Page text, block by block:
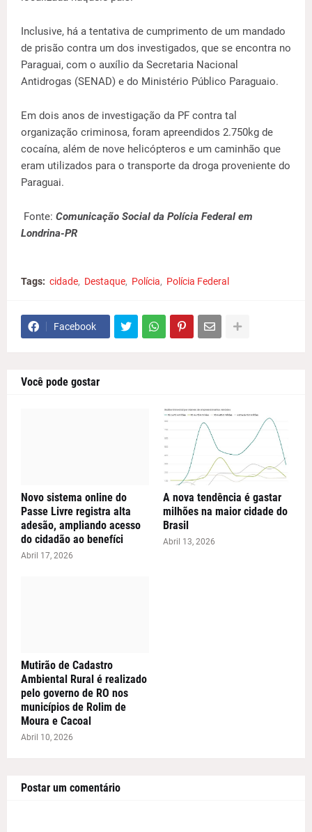
Inclusive, há a tentativa de cumprimento de um mandado
de prisão contra um dos investigados, que se encontra no
Paraguai, com o auxílio da Secretaria Nacional
Antidrogas (SENAD) e do Ministério Público Paraguaio.
Em dois anos de investigação da PF contra tal
organização criminosa, foram apreendidos 2.750kg de
cocaína, além de nove helicópteros e um caminhão que
eram utilizados para o transporte da droga proveniente do
Paraguai.
Fonte: Comunicação Social da Polícia Federal em
Londrina-PR
Tags: cidade Destaque Polícia Polícia Federal
Facebook
Você pode gostar
Novo sistema online do
Passe Livre registra alta
adesão, ampliando acesso
do cidadão ao benefíci
Abril 17, 2026
A nova tendência é gastar
milhões na maior cidade do
Brasil
Abril 13, 2026
Mutirão de Cadastro
Ambiental Rural é realizado
pelo governo de RO nos
municípios de Rolim de
Moura e Cacoal
Abril 10, 2026
Postar um comentário